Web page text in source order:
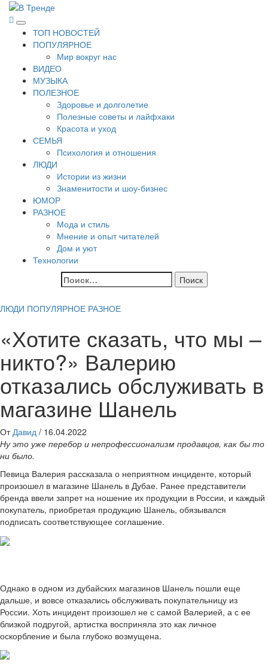
Перейти
содержимому
В Тренде
Самые свежие новости интернета
Основное
меню
ТОП НОВОСТЕЙ
ПОПУЛЯРНОЕ
Мир вокруг нас
ВИДЕО
МУЗЫКА
ПОЛЕЗНОЕ
Здоровье и долголетие
Полезные советы и лайфхаки
Красота и уход
СЕМЬЯ
Психология и отношения
ЛЮДИ
Истории из жизни
Знаменитости и шоу-бизнес
ЮМОР
РАЗНОЕ
Мода и стиль
Мнение и опыт читателей
Дом и уют
Технологии
Найти:
ЛЮДИ ПОПУЛЯРНОЕ РАЗНОЕ
«Хотите сказать, что мы –
никто?» Валерию
отказались обслуживать в
магазине Шанель
От Давид / 16.04.2022
Ну это уже перебор и непрофессионализм продавцов, как бы то
ни было.
Певица Валерия рассказала о неприятном инциденте, который
произошел в магазине Шанель в Дубае. Ранее представители
бренда ввели запрет на ношение их продукции в России, и каждый
покупатель, приобретая продукцию Шанель, обязывался
подписать соответствующее соглашение.
Однако в одном из дубайских магазинов Шанель пошли еще
дальше, и вовсе отказались обслуживать покупательницу из
России. Хоть инцидент произошел не с самой Валерией, а с ее
близкой подругой, артистка восприняла это как личное
оскорбление и была глубоко возмущена.